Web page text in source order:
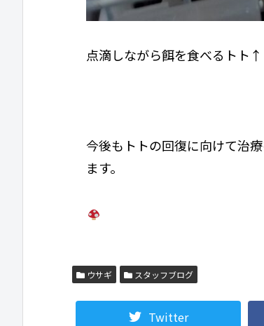
点滴しながら餌を食べるトト↑
今後もトトの回復に向けて治
ます。
ウサギ スタッフブログ
Twitter